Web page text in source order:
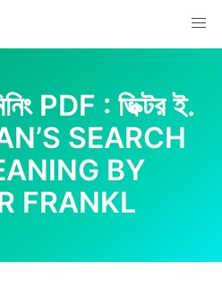
PDF : ভিক্টর ই.
SEARCH
BY
FRANKL